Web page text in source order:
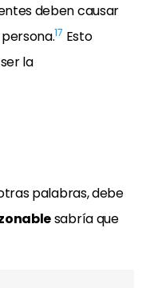
deben causar
17 Esto
la
palabras, debe
sabría que